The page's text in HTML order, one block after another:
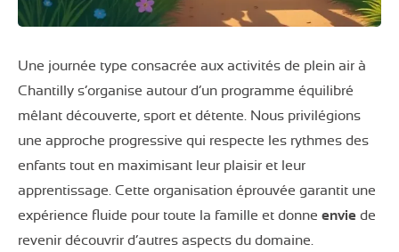
Une journée type consacrée aux activités de plein air à
Chantilly s’organise autour d’un programme équilibré
mêlant découverte, sport et détente. Nous privilégions
une approche progressive qui respecte les rythmes des
enfants tout en maximisant leur plaisir et leur
apprentissage. Cette organisation éprouvée garantit une
expérience fluide pour toute la famille et donne envie de
revenir découvrir d’autres aspects du domaine.